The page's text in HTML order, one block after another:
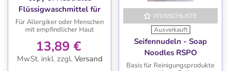
Flüssigwaschmittel für
die Waschmaschine, 2 L
für Allergiker
Für Allergiker oder Menschen
mit empfindlicher Haut
13,89 €
MwSt. inkl. zzgl. Versand
WUNSCHLISTE
Ausverkauft
Seifennudeln - Soap
Noodles RSPO
Basis für Reinigungsprodukte